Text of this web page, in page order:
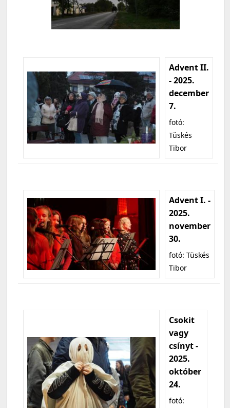
Advent II.
- 2025.
december
7.
fotó:
Tüskés
Tibor
Advent I. -
2025.
november
30.
fotó: Tüskés
Tibor
Csokit
vagy
csínyt -
2025.
október
24.
fotó: